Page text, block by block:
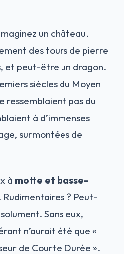
un château.
des tours de pierre
et peut-être un dragon.
siècles du Moyen
ressemblaient pas du
à d’immenses
surmontées de
à motte et basse-
Rudimentaires ? Peut-
Sans eux,
n’aurait été que «
de Courte Durée ».